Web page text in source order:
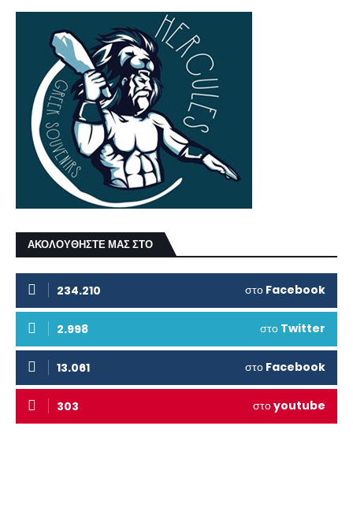
ΑΚΟΛΟΥΘΗΣΤΕ ΜΑΣ ΣΤΟ
234.210 στο Facebook
2.998 στο Twitter
13.061 στο Facebook
303 στοyoutube